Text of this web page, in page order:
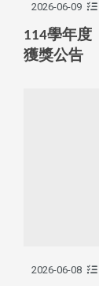
2026-06-09
114學年度
獲獎公告
2026-06-08